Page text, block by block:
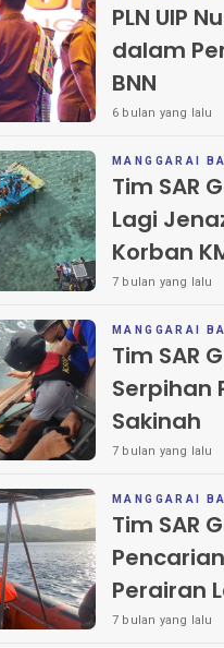
PLN UIP
dalam
BNN
6 bulan yang lalu
MANGGARAI
Tim SAR
Lagi
Korban
7 bulan yang lalu
MANGGARAI
Tim SAR
Serpihan
Sakinah
7 bulan yang lalu
MANGGARAI
Tim SAR
Perairan
7 bulan yang lalu